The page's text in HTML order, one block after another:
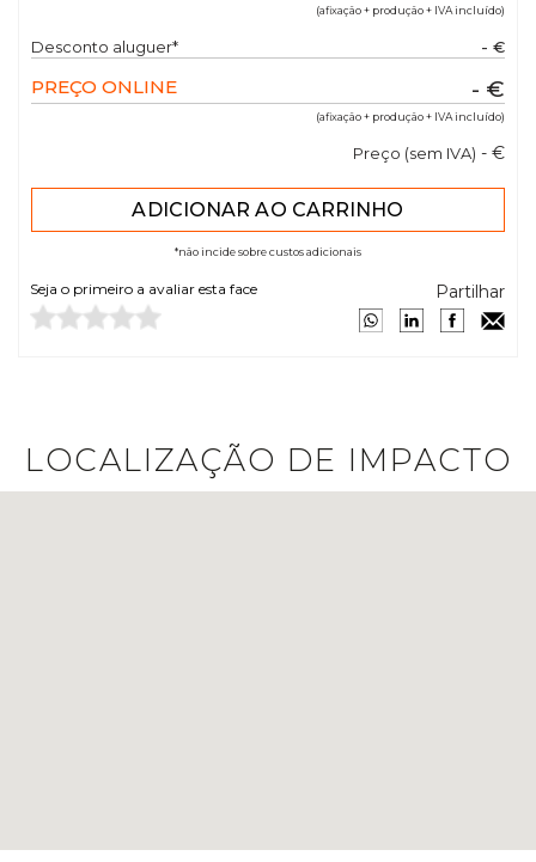
(afixação + produção + IVA incluído)
Desconto aluguer* - €
PREÇO ONLINE - €
(afixação + produção + IVA incluído)
Preço (sem IVA) - €
*não incide sobre custos adicionais
Seja o primeiro a avaliar esta face Partilhar
LOCALIZAÇÃO DE IMPACTO